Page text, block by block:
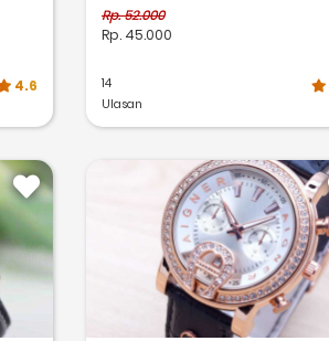
4.6
Rp. 52.000
Rp. 45.000
14
Ulasan